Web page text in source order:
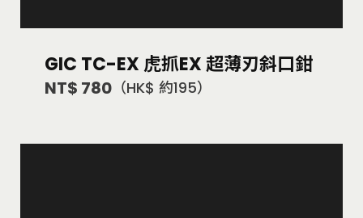
GIC TC-EX 虎抓EX 超薄刃斜口鉗
NT$ 780 （HK$ 約195）